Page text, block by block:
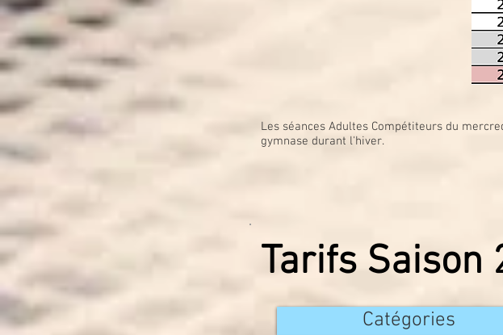
Les séances Adultes Compétiteurs du
gymnase durant l'hiver.
Tarifs Saison
Catégories